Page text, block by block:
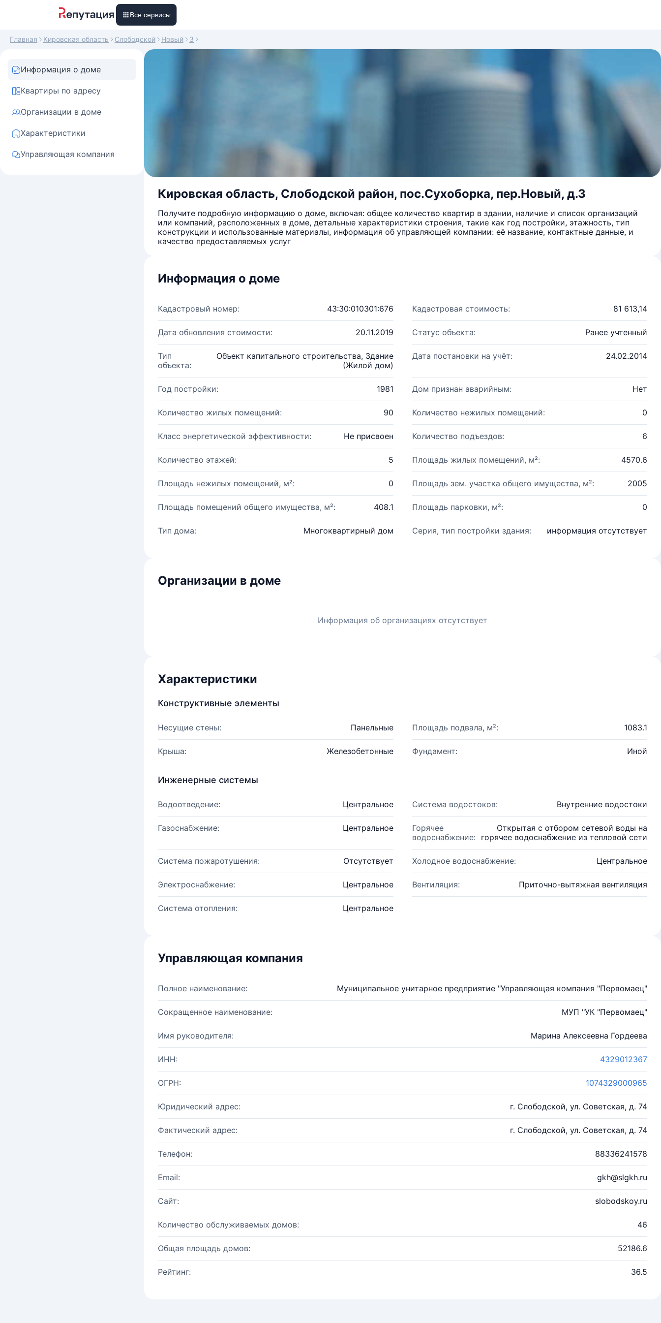
Все сервисы
Главная Кировская область Слободской Новый 3
Информация о доме
Квартиры по адресу
Организации в доме
Характеристики
Управляющая компания
Кировская область, Слободской район, пос.Сухоборка, пер.Новый, д.3
Получите подробную информацию о доме, включая: общее количество квартир в здании, наличие и список организаций
или компаний, расположенных в доме, детальные характеристики строения, такие как год постройки, этажность, тип
конструкции и использованные материалы, информация об управляющей компании: её название, контактные данные, и
качество предоставляемых услуг
Информация о доме
Кадастровый номер: 43:30:010301:676 Кадастровая стоимость: 81 613,14
Дата обновления стоимости: 20.11.2019 Статус объекта: Ранее учтенный
Тип
объекта:
Объект капитального строительства, Здание
(Жилой дом)
Дата постановки на учёт: 24.02.2014
Год постройки: 1981 Дом признан аварийным: Нет
Количество жилых помещений: 90 Количество нежилых помещений: 0
Класс энергетической эффективности: Не присвоен Количество подъездов: 6
Количество этажей: 5 Площадь жилых помещений, м²: 4570.6
Площадь нежилых помещений, м²: 0 Площадь зем. участка общего имущества, м²: 2005
Площадь помещений общего имущества, м²: 408.1 Площадь парковки, м²: 0
Тип дома: Многоквартирный дом Серия, тип постройки здания: информация отсутствует
Организации в доме
Информация об организациях отсутствует
Характеристики
Конструктивные элементы
Несущие стены: Панельные Площадь подвала, м²: 1083.1
Крыша: Железобетонные Фундамент: Иной
Инженерные системы
Водоотведение: Центральное Система водостоков: Внутренние водостоки
Газоснабжение: Центральное
Горячее
водоснабжение:
Открытая с отбором сетевой воды на
горячее водоснабжение из тепловой сети
Система пожаротушения: Отсутствует Холодное водоснабжение: Центральное
Электроснабжение: Центральное Вентиляция: Приточно-вытяжная вентиляция
Система отопления: Центральное
Управляющая компания
Полное наименование: Муниципальное унитарное предприятие "Управляющая компания "Первомаец"
Сокращенное наименование: МУП "УК "Первомаец"
Имя руководителя: Марина Алексеевна Гордеева
ИНН: 4329012367
ОГРН: 1074329000965
Юридический адрес: г. Слободской, ул. Советская, д. 74
Фактический адрес: г. Слободской, ул. Советская, д. 74
Телефон: 88336241578
Email: gkh@slgkh.ru
Сайт: slobodskoy.ru
Количество обслуживаемых домов: 46
Общая площадь домов: 52186.6
Рейтинг: 36.5